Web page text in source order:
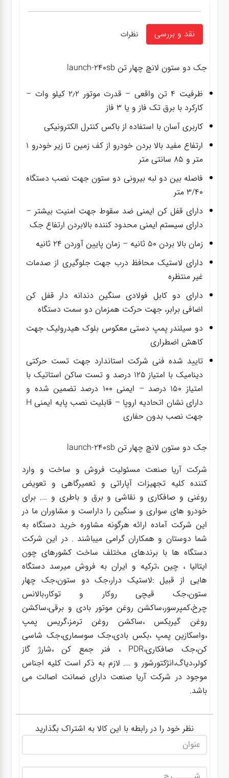
نقد و بررسی نظرات
جک دو ستون لانچ چهار تن launch-240sb
ظرفیت ۴ تن واقعی – قدرت موتور ۲٫۲ کیلو وات –
کارکرد با برق تک فاز و یا ۳ فاز
کاربری آسان با استفاده از باکس کنترل الکترونیکی
ارتفاع مفید بالا بردن خودرو از کف زمین تا زیر خودرو ۱
متر و ۸۵ سانتی متر
فاصله بین دو لبه بیرونی دو ستون جهت نصب دستگاه
۳/۴۰ متر
دارای قفل کن ایمنی ضد سقوط جهت امنیت بیشتر –
دارای سیستم ایمنی محدود کننده بالابردن ارتفاع جک
زمان بالا بردن ۵۰ ثانیه – زمان پایین آوردن ۲۴ ثانیه
دارای لاستیک محافظ درب جهت جلوگیری از صدمات
غیر منتظره
دارای دو کابل فولادی سنگین دندانه دار قفل کن
اضافی برابر، جهت حرکت همزمان دو سمت دستگاه
دو سیلندر پمپ دستی معکوس بلوک هیدرولیک جهت
کاهش اضطراری
تایید شده فنی شرکت استاندارد جهت تست حرکتی
دینامیک با امتیاز ۱۲۵ درصد و تست ساکن استاتیک با
امتیاز ۱۵۰ درصد – ایمنی ۱۰۰ درصد تضمین شده و
دارای نشان اتحادیه اروپا – قابلیت نصب پایه ایمنی H
جهت نصب بدون حفاری
جک دو ستون لانچ چهار تن launch-240sb
شرکت آریا صنعت مسئولیت فروش و ساخت و وارد
کننده کلیه تجهیزات آپاراتی و تعمیرگاهی و تعویض
روغنی و صافکاری و نقاشی و برق و باطری و …. برای
خودرو های سواری و سنگین را داراست و مشاوران ما در
این شرکت آماده ارائه هرگونه مشاوره خرید دستگاه به
شما دوستان و همکاران گرامی میباشند . در این شرکت
دستگاه ها با برندهای مختلف ساخت کشورهای چون
ایتالیا ، چین ،ترکیه و ایران به فروش میرسد دستگاه
هایی از قبیل :لاستیک درار،جک دو ستون،جک چهار
ستون،جک قیچی روکار و توکار،بالانس
چرخ،کمپرسور،ساکشن روغن موتور بادی و برقی،ساکشن
روغن گیربکس ،ساکشن روغن ترمز،گریس پمپ
،واسکازین پمپ ،بکس بادی،جک سوسماری،جک شاسی
کن،جک صافکاری،PDR ، فنر جمع کن ،شارژ گاز
کولر،دیاگ،انژکتورشور و …. لازم به ذکر است کلیه اجناس
موجود در شرکت آریا صنعت دارای ضمانت اصالت می
باشد.
نظر خود را در رابطه با این کالا به اشتراک بگذارید